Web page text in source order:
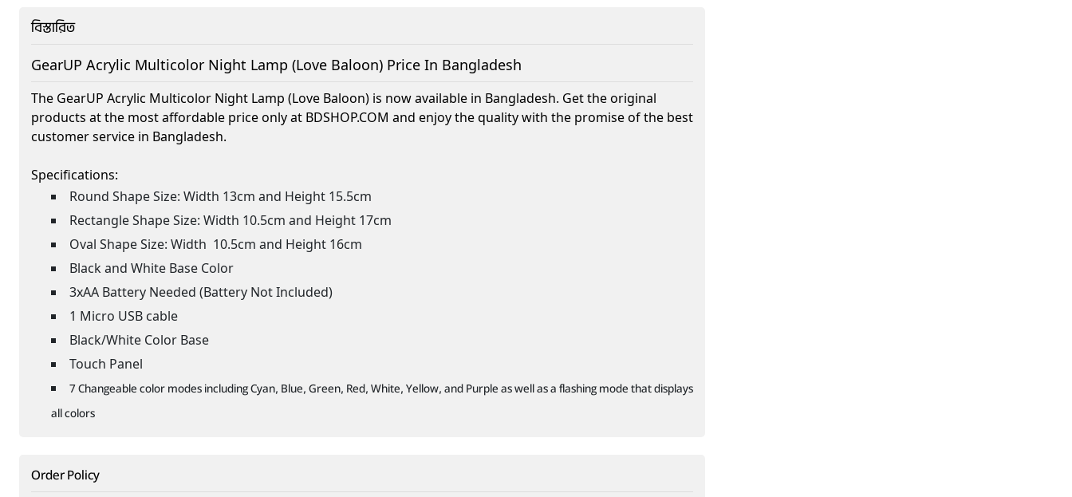
বিস্তারিত
GearUP Acrylic Multicolor Night Lamp (Love Baloon) Price In Bangladesh
The GearUP Acrylic Multicolor Night Lamp (Love Baloon) is now available in Bangladesh. Get the original
products at the most affordable price only at BDSHOP.COM and enjoy the quality with the promise of the best
customer service in Bangladesh.
Specifications:
Round Shape Size: Width 13cm and Height 15.5cm
Rectangle Shape Size: Width 10.5cm and Height 17cm
Oval Shape Size: Width 10.5cm and Height 16cm
Black and White Base Color
3xAA Battery Needed (Battery Not Included)
1 Micro USB cable
Black/White Color Base
Touch Panel
7 Changeable color modes including Cyan, Blue, Green, Red, White, Yellow, and Purple as well as a flashing mode that displays
all colors
Order Policy